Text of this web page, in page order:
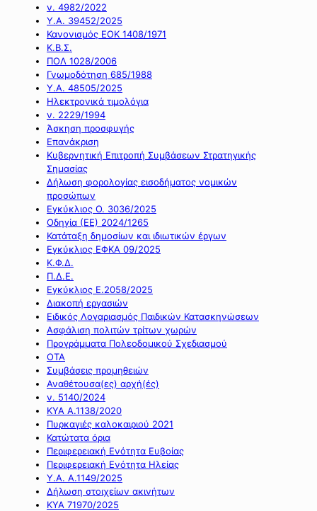
ν. 4982/2022
Υ.Α. 39452/2025
Κανονισμός ΕΟΚ 1408/1971
Κ.Β.Σ.
ΠΟΛ 1028/2006
Γνωμοδότηση 685/1988
Υ.Α. 48505/2025
Ηλεκτρονικά τιμολόγια
ν. 2229/1994
Άσκηση προσφυγής
Επανάκριση
Κυβερνητική Επιτροπή Συμβάσεων Στρατηγικής
Σημασίας
Δήλωση φορολογίας εισοδήματος νομικών
προσώπων
Εγκύκλιος Ο. 3036/2025
Οδηγία (ΕΕ) 2024/1265
Κατάταξη δημοσίων και ιδιωτικών έργων
Εγκύκλιος ΕΦΚΑ 09/2025
Κ.Φ.Δ.
Π.Δ.Ε.
Εγκύκλιος Ε.2058/2025
Διακοπή εργασιών
Ειδικός Λογαριασμός Παιδικών Κατασκηνώσεων
Ασφάλιση πολιτών τρίτων χωρών
Προγράμματα Πολεοδομικού Σχεδιασμού
ΟΤΑ
Συμβάσεις προμηθειών
Αναθέτουσα(ες) αρχή(ές)
ν. 5140/2024
ΚΥΑ Α.1138/2020
Πυρκαγιές καλοκαιριού 2021
Κατώτατα όρια
Περιφερειακή Ενότητα Ευβοίας
Περιφερειακή Ενότητα Ηλείας
Υ.Α. Α.1149/2025
Δήλωση στοιχείων ακινήτων
ΚΥΑ 71970/2025